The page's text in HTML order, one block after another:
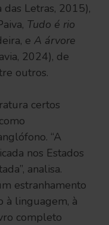
das Letras, 2015),
Tudo é rio
e A árvore
2024), de
outros.
certos
“A
nos Estados
analisa.
estranhamento
à linguagem, à
completo